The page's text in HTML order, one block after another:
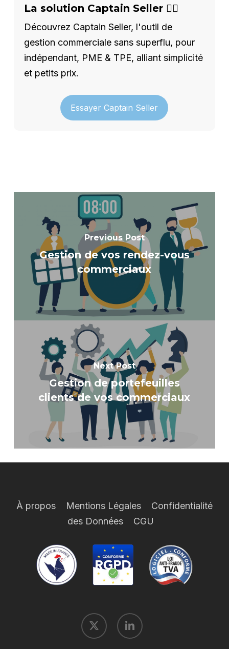
La solution Captain Seller 🦸‍♂️
Découvrez Captain Seller, l'outil de
gestion commerciale sans superflu, pour
indépendant, PME & TPE, alliant simplicité
et petits prix.
Essayer Captain Seller
Previous Post
Gestion de vos rendez-vous
commerciaux
Next Post
Gestion de portefeuilles
clients de vos commerciaux
À propos Mentions Légales
Confidentialité
des Données
CGU
x-
twitter
linkedin